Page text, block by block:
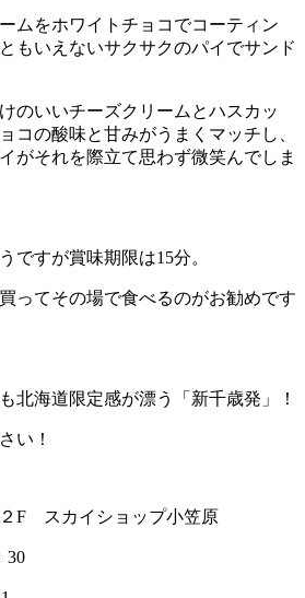
ムをホワイトチョコでコーティン
もいえないサクサクのパイでサンド
のいいチーズクリームとハスカッ
コの酸味と甘みがうまくマッチし、
がそれを際立て思わず微笑んでしま
ですが賞味期限は15分。
ってその場で食べるのがお勧めです
北海道限定感が漂う「新千歳発」！
い！
F スカイショップ小笠原
30